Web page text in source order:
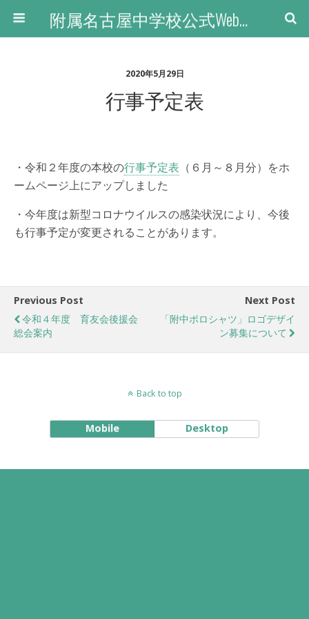
附属名古屋中学校公式Webサイト
2020年5月29日
行事予定表
・令和２年度の本校の行事予定表 （６月～８月分）をホ
ームページ上にアップしました
・今年度は新型コロナウイルスの感染状況により、今後
も行事予定が変更されることがあります。
Previous Post
令和４年度 育友会後援会
総会案内
Next Post
「附中ポロシャツ」ロゴデザイ
ン募集について
Back to top
Mobile Desktop